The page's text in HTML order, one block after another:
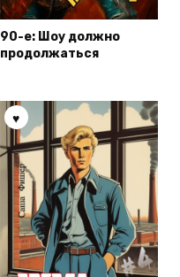
90-е: Шоу должно
продолжаться